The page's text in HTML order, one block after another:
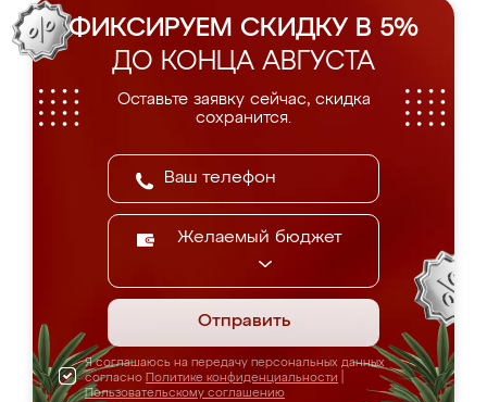
ФИКСИРУЕМ СКИДКУ В 5%
ДО КОНЦА АВГУСТА
Оставьте заявку сейчас, скидка
сохранится.
Желаемый бюджет
Отправить
Я соглашаюсь на передачу персональных данных
согласно Политике конфиденциальности
Пользовательскому соглашению